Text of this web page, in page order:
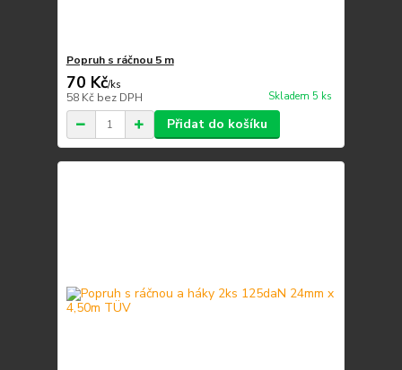
Popruh s ráčnou 5 m
70 Kč/ks
58 Kč bez DPH Skladem 5 ks
Přidat do košíku